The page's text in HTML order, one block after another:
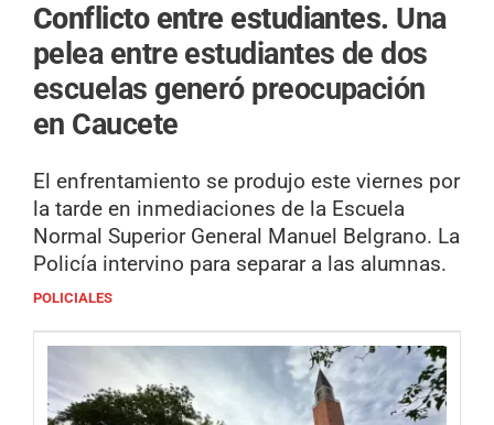
Conflicto entre estudiantes. Una
pelea entre estudiantes de dos
escuelas generó preocupación
en Caucete
El enfrentamiento se produjo este viernes por
la tarde en inmediaciones de la Escuela
Normal Superior General Manuel Belgrano. La
Policía intervino para separar a las alumnas.
POLICIALES